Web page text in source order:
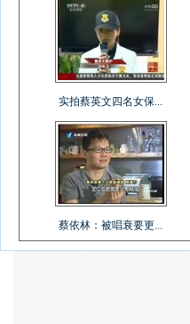
实拍蔡英文四名女保...
蔡依林：被唱衰要更...